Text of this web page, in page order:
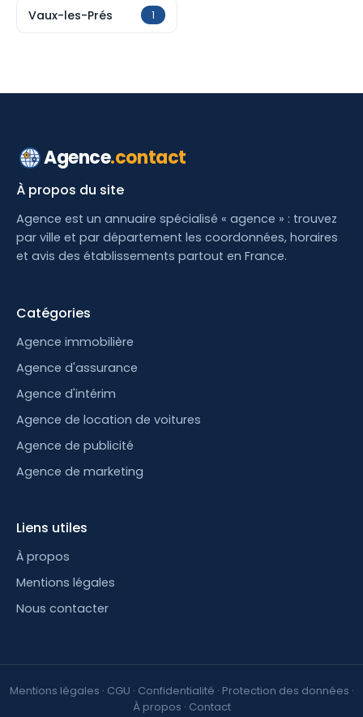
Vaux-les-Prés 1
Agence.contact
À propos du site
Agence est un annuaire spécialisé « agence » : trouvez
par ville et par département les coordonnées, horaires
et avis des établissements partout en France.
Catégories
Agence immobilière
Agence d'assurance
Agence d'intérim
Agence de location de voitures
Agence de publicité
Agence de marketing
Liens utiles
À propos
Mentions légales
Nous contacter
Mentions légales · CGU · Confidentialité · Protection des données ·
À propos · Contact